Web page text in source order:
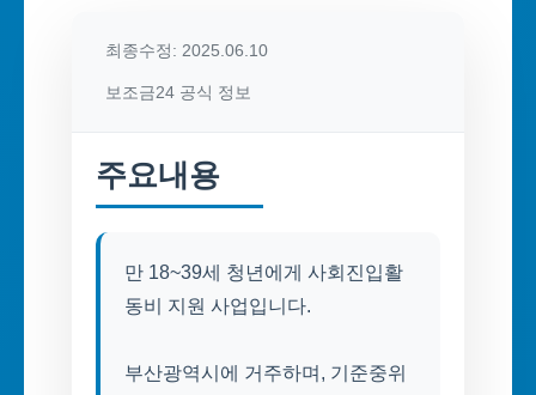
최종수정: 2025.06.10
보조금24 공식 정보
주요내용
만 18~39세 청년에게 사회진입활
동비 지원 사업입니다.
부산광역시에 거주하며, 기준중위